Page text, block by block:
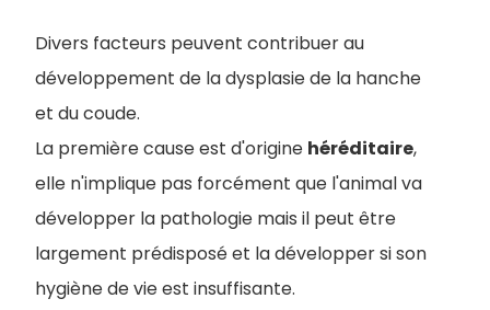
Divers facteurs peuvent contribuer au
développement de la dysplasie de la hanche
et du coude.
La première cause est d'origine héréditaire,
elle n'implique pas forcément que l'animal va
développer la pathologie mais il peut être
largement prédisposé et la développer si son
hygiène de vie est insuffisante.